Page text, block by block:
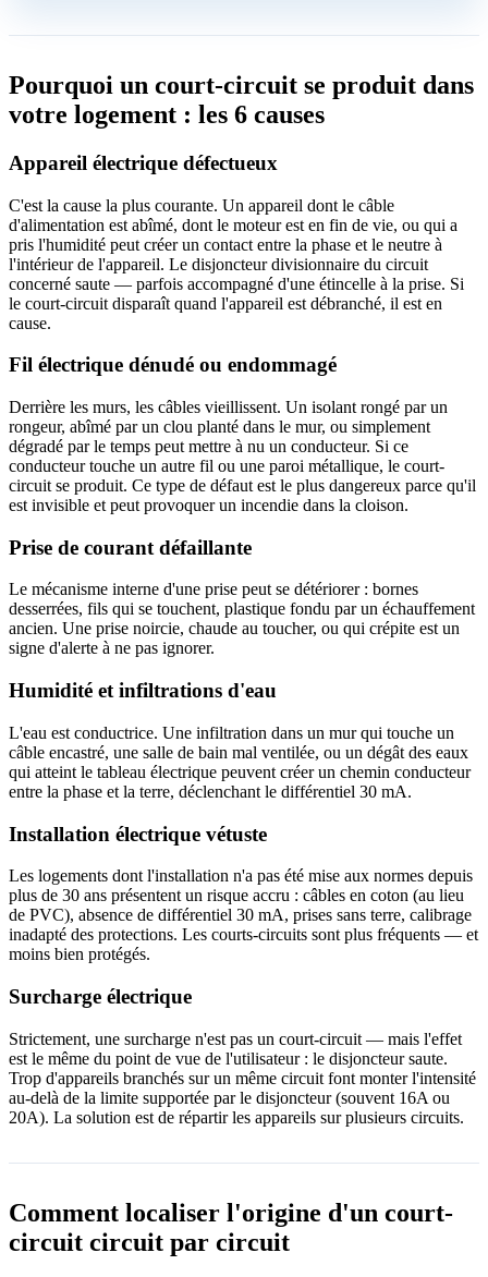
Pourquoi un court-circuit se produit dans
votre logement : les 6 causes
Appareil électrique défectueux
C'est la cause la plus courante. Un appareil dont le câble
d'alimentation est abîmé, dont le moteur est en fin de vie, ou qui a
pris l'humidité peut créer un contact entre la phase et le neutre à
l'intérieur de l'appareil. Le disjoncteur divisionnaire du circuit
concerné saute — parfois accompagné d'une étincelle à la prise. Si
le court-circuit disparaît quand l'appareil est débranché, il est en
cause.
Fil électrique dénudé ou endommagé
Derrière les murs, les câbles vieillissent. Un isolant rongé par un
rongeur, abîmé par un clou planté dans le mur, ou simplement
dégradé par le temps peut mettre à nu un conducteur. Si ce
conducteur touche un autre fil ou une paroi métallique, le court-
circuit se produit. Ce type de défaut est le plus dangereux parce qu'il
est invisible et peut provoquer un incendie dans la cloison.
Prise de courant défaillante
Le mécanisme interne d'une prise peut se détériorer : bornes
desserrées, fils qui se touchent, plastique fondu par un échauffement
ancien. Une prise noircie, chaude au toucher, ou qui crépite est un
signe d'alerte à ne pas ignorer.
Humidité et infiltrations d'eau
L'eau est conductrice. Une infiltration dans un mur qui touche un
câble encastré, une salle de bain mal ventilée, ou un dégât des eaux
qui atteint le tableau électrique peuvent créer un chemin conducteur
entre la phase et la terre, déclenchant le différentiel 30 mA.
Installation électrique vétuste
Les logements dont l'installation n'a pas été mise aux normes depuis
plus de 30 ans présentent un risque accru : câbles en coton (au lieu
de PVC), absence de différentiel 30 mA, prises sans terre, calibrage
inadapté des protections. Les courts-circuits sont plus fréquents — et
moins bien protégés.
Surcharge électrique
Strictement, une surcharge n'est pas un court-circuit — mais l'effet
est le même du point de vue de l'utilisateur : le disjoncteur saute.
Trop d'appareils branchés sur un même circuit font monter l'intensité
au-delà de la limite supportée par le disjoncteur (souvent 16A ou
20A). La solution est de répartir les appareils sur plusieurs circuits.
Comment localiser l'origine d'un court-
circuit circuit par circuit